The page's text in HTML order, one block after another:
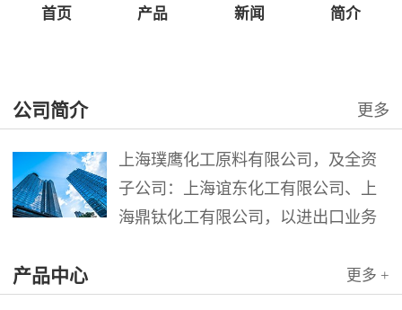
首页 产品 新闻 简介
公司简介 更多
上海璞鹰化工原料有限公司，及全资
子公司：上海谊东化工有限公司、上
海鼎钛化工有限公司，以进出口业务
品。公司以其灵活的市场对策和创造
产品中心 更多 +